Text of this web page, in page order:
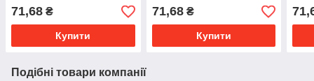
71,68 ₴
Купити
71,68₴
Купити
Подібні товари компанії